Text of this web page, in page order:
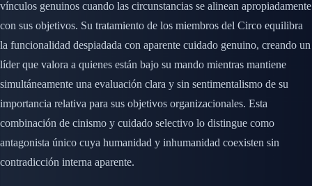
vínculos genuinos cuando las circunstancias se alinean apropiadamente
con sus objetivos. Su tratamiento de los miembros del Circo equilibra
la funcionalidad despiadada con aparente cuidado genuino, creando un
líder que valora a quienes están bajo su mando mientras mantiene
simultáneamente una evaluación clara y sin sentimentalismo de su
importancia relativa para sus objetivos organizacionales. Esta
combinación de cinismo y cuidado selectivo lo distingue como
antagonista único cuya humanidad y inhumanidad coexisten sin
contradicción interna aparente.